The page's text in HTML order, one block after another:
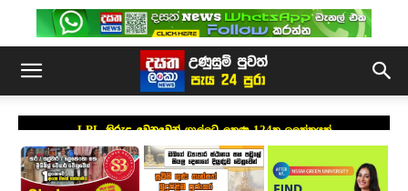
LPL කිරුළ වෙනුවෙන් ගාල්ලට ලකුණු 124ක ඉලක්කයක්